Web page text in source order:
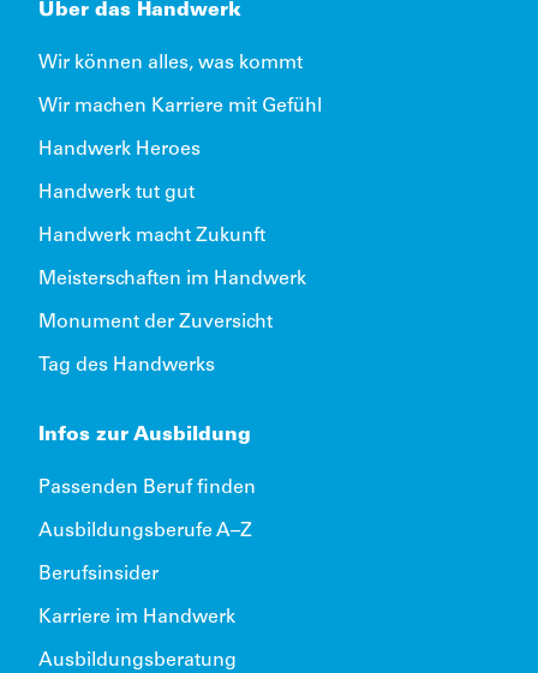
Über das Handwerk
Wir können alles, was kommt
Wir machen Karriere mit Gefühl
Handwerk Heroes
Handwerk tut gut
Handwerk macht Zukunft
Meisterschaften im Handwerk
Monument der Zuversicht
Tag des Handwerks
Infos zur Ausbildung
Passenden Beruf finden
Ausbildungsberufe A–Z
Berufsinsider
Karriere im Handwerk
Ausbildungsberatung